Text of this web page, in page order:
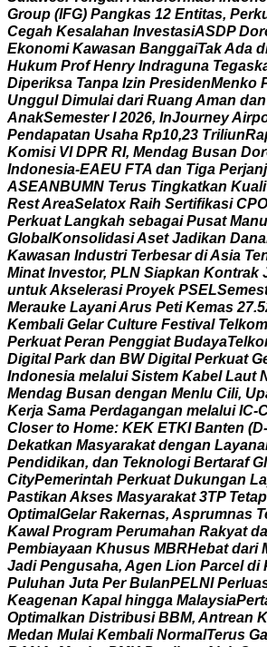
Group (IFG) Pangkas 12 Entitas, Perk
Cegah Kesalahan InvestasiASDP Dor
Ekonomi Kawasan BanggaiTakAda d
Hukum Prof Henry Indraguna Tegask
Diperiksa Tanpa Izin PresidenMenko
Unggul Dimulai dari RuangAman dan
AnakSemester I 2026, InJourneyAirp
Pendapatan Usaha Rp10,23 TriliunRa
Komisi VI DPR RI, Mendag Busan Dor
Indonesia-EAEU FTA dan Tiga Perjanj
ASEANBUMN Terus Tingkatkan Kuali
RestAreaSelatox Raih Sertifikasi CPO
Perkuat Langkah sebagai Pusat Manu
GlobalKonsolidasiAset Jadikan Dana
Kawasan Industri Terbesar diAsia Te
Minat Investor, PLN Siapkan Kontrak
untukAkselerasi Proyek PSELSemes
Merauke LayaniArus Peti Kemas 27.5
Kembali Gelar Culture Festival Telkom
Perkuat Peran Penggiat BudayaTelko
Digital Park dan BW Digital Perkuat G
Indonesia melalui Sistem Kabel Laut
Mendag Busan dengan Menlu Cili, Up
Kerja Sama Perdagangan melalui IC-
Closer to Home: KEK ETKI Banten (D-
Dekatkan Masyarakat dengan Layana
Pendidikan, dan Teknologi Bertaraf Gl
CityPemerintah Perkuat Dukungan La
Pastikan Akses Masyarakat 3TP Tetap
OptimalGelar Rakernas, Asprumnas T
Kawal Program Perumahan Rakyat da
Pembiayaan Khusus MBRHebat dari
Jadi Pengusaha, Agen Lion Parcel di
Puluhan Juta Per BulanPELNI Perlua
Keagenan Kapal hingga MalaysiaPert
Optimalkan Distribusi BBM, Antrean K
Medan Mulai Kembali NormalTerus Ga